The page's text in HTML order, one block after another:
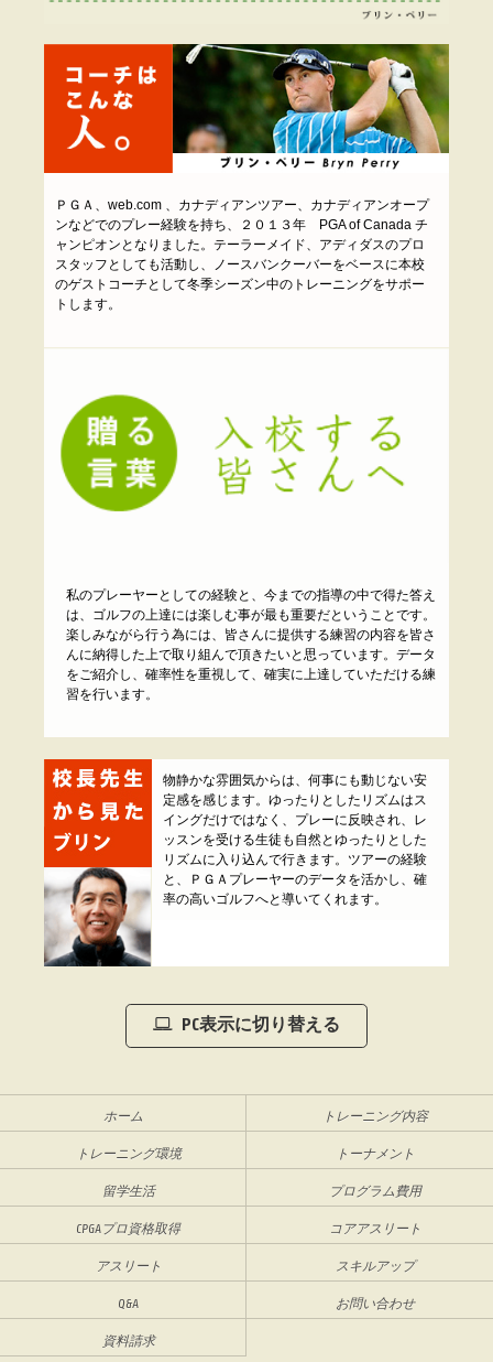
ＰＧＡ、web.com 、カナディアンツアー、カナディアンオープ
ンなどでのプレー経験を持ち、２０１３年 PGA of Canada チ
ャンピオンとなりました。テーラーメイド、アディダスのプロ
スタッフとしても活動し、ノースバンクーバーをベースに本校
のゲストコーチとして冬季シーズン中のトレーニングをサポー
トします。
私のプレーヤーとしての経験と、今までの指導の中で得た答え
は、ゴルフの上達には楽しむ事が最も重要だということです。
楽しみながら行う為には、皆さんに提供する練習の内容を皆さ
んに納得した上で取り組んで頂きたいと思っています。データ
をご紹介し、確率性を重視して、確実に上達していただける練
習を行います。
物静かな雰囲気からは、何事にも動じない安
定感を感じます。ゆったりとしたリズムはス
イングだけではなく、プレーに反映され、レ
ッスンを受ける生徒も自然とゆったりとした
リズムに入り込んで行きます。ツアーの経験
と、ＰＧＡプレーヤーのデータを活かし、確
率の高いゴルフへと導いてくれます。
PC表示に切り替える
ホーム トレーニング内容
トレーニング環境 トーナメント
留学生活 プログラム費用
CPGAプロ資格取得 コアアスリート
アスリート スキルアップ
Q&A お問い合わせ
資料請求